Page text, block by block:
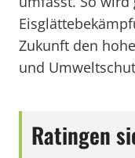
Zukunft den
und
Ratingen